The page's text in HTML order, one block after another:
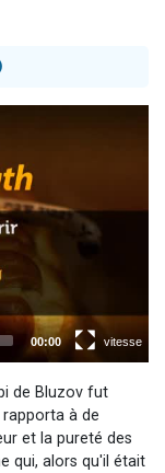
Maasser
de Bluzov fut
à de
et la pureté des
qui, alors qu'il était